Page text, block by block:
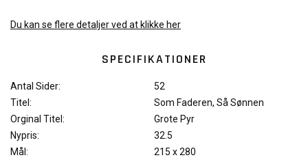
Du kan se flere detaljer ved at klikke her
SPECIFIKATIONER
Antal Sider:
52
Titel:
Som Faderen, Så Sønnen
Orginal Titel:
Grote Pyr
Nypris:
32.5
Mål:
215 x 280